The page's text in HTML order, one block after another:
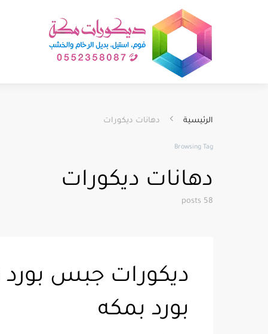
الرئيسية دهانات ديكورات
Browsing Tag
دهانات ديكورات
58 posts
بورد بمكه